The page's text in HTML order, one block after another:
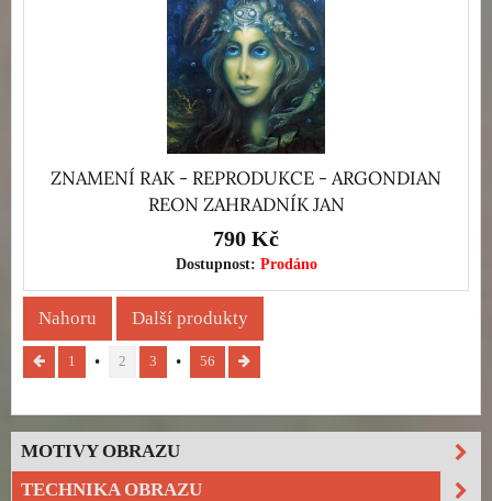
ZNAMENÍ RAK - REPRODUKCE - ARGONDIAN
REON ZAHRADNÍK JAN
790 Kč
Dostupnost: Prodáno
Nahoru Další produkty
1 2 3 56
MOTIVY OBRAZU
TECHNIKA OBRAZU